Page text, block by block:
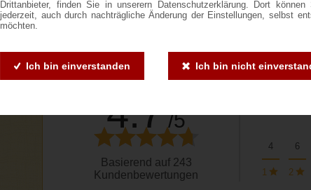
Drittanbieter, finden Sie in unserern Datenschutzerklärung. Dort
jederzeit, auch durch nachträgliche Änderung der Einstellungen, selbst
möchten.
Ich bin einverstanden Ich bin nicht
4.7/5
Basierend auf 243
Kundenbewertungen
1
4
2
6